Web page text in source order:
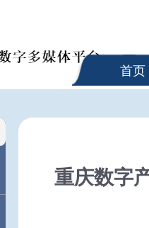
首页
重庆数字